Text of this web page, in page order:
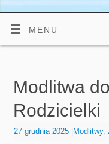
MENU
Modlitwa
Rodzicielki
27 grudnia 2025 Modlitwy,